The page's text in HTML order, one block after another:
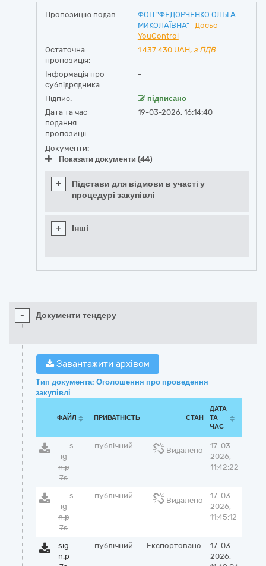
Пропозицію подав:
ФОП "ФЕДОРЧЕНКО ОЛЬГА
МИКОЛАЇВНА"
Досьє
YouControl
Остаточна
пропозиція:
1 437 430 UAH, з ПДВ
Інформація про
субпідрядника:
-
Підпис:
підписано
Дата та час
подання
пропозиції:
19-03-2026, 16:14:40
Документи:
Показати документи (44)
+
Підстави для відмови в участі у
процедурі закупівлі
+ Інші
- Документи тендеру
Завантажити архівом
Тип документа: Оголошення про проведення
закупівлі
ФАЙЛ ПРИВАТНІСТЬ СТАН
ДАТА
ТА
ЧАС
s
ig
n.p
7s
публічний
Видалено
17-03-
2026,
11:42:22
s
ig
n.p
7s
публічний
Видалено
17-03-
2026,
11:45:12
sig
n.p
публічний Експортовано:
17-03-
2026,